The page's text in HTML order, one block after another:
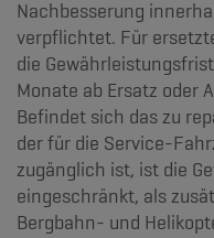
Nachbesserung
verpflichtet. Für
die
Monate ab Ersatz oder
Befindet sich das zu
der für die Service-
zugänglich ist, ist die
eingeschränkt, als
Bergbahn- und